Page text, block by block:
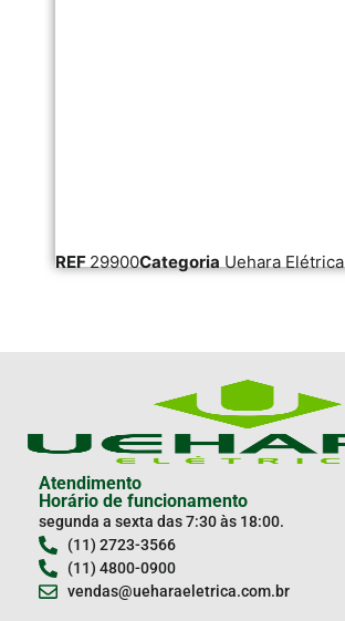
REF 29900Categoria Uehara Elétrica
Atendimento
Horário de funcionamento
segunda a sexta das 7:30 às 18:00.
(11) 2723-3566
(11) 4800-0900
vendas@ueharaeletrica.com.br